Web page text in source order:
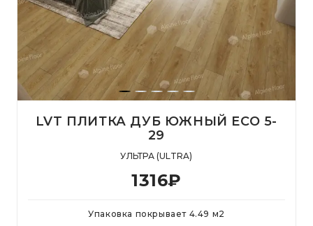
LVT ПЛИТКА ДУБ ЮЖНЫЙ ЕСО 5-
29
УЛЬТРА (ULTRA)
1316₽
Упаковка покрывает 4.49 м2